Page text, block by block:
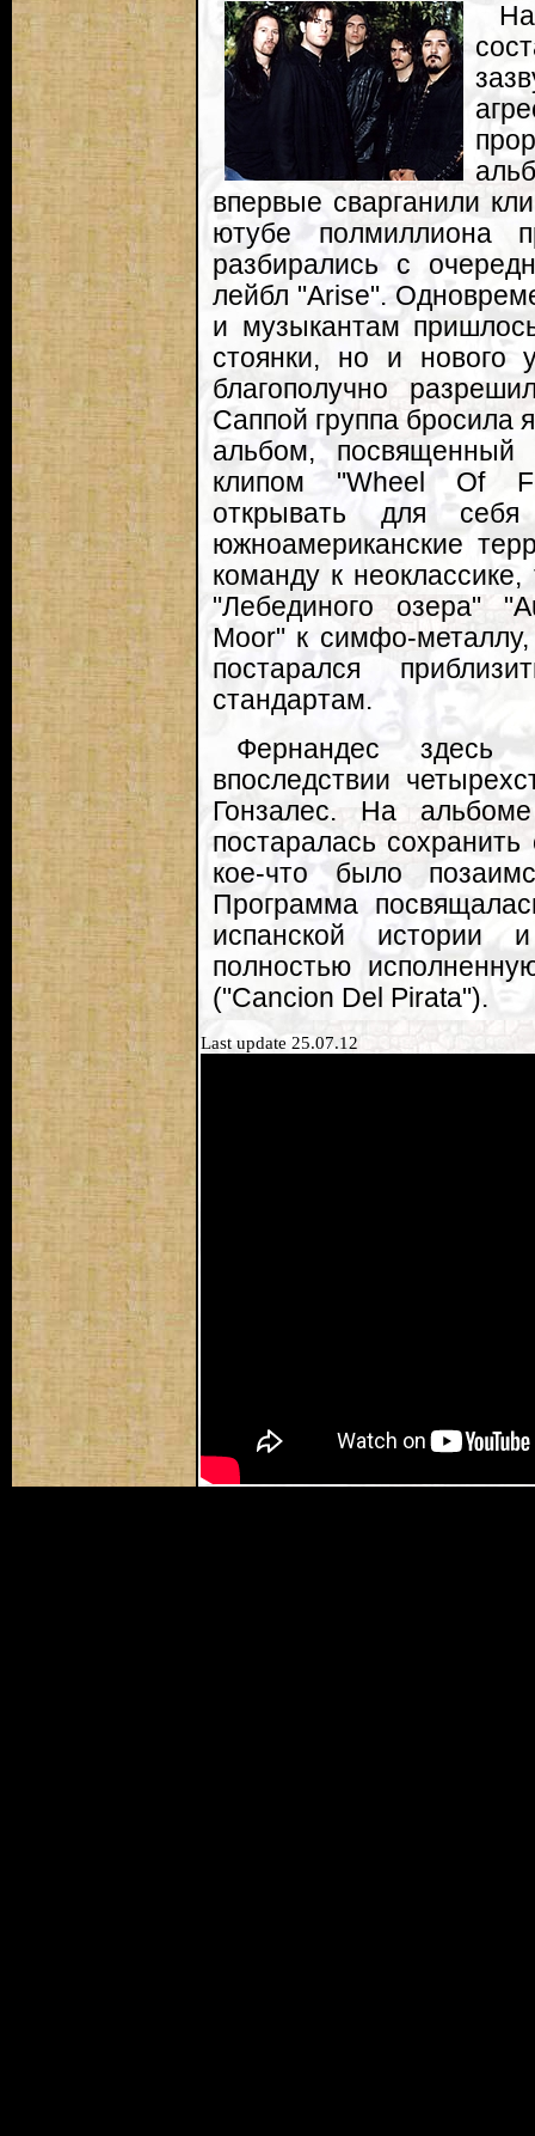
впервые сварганили
ютубе полмиллиона
разбирались с
лейбл "Arise".
и музыкантам
стоянки, но и нового
благополучно
Саппой группа бросила
альбом, посвященный
клипом "Wheel Of
открывать для
южноамериканские
команду к
"Лебединого озера"
Moor" к симфо-
постарался
стандартам.
Фернандес здесь
впоследствии
Гонзалес. На
постаралась
кое-что было
Программа
испанской истории
полностью
("Cancion Del Pirata").
Last update 25.07.12